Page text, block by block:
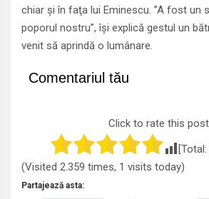
chiar şi în faţa lui Eminescu. ”A fost un
poporul nostru”, îşi explică gestul un
venit să aprindă o lumânare.
Comentariul tău
Click to rate this
[Total:
(Visited 2.359 times, 1 visits today)
Partajează asta: